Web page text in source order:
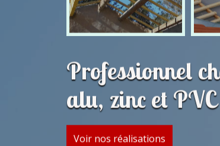
Professionnel
alu, zinc et
Voir nos réalisations